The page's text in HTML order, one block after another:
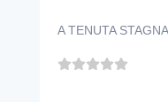
A TENUTA